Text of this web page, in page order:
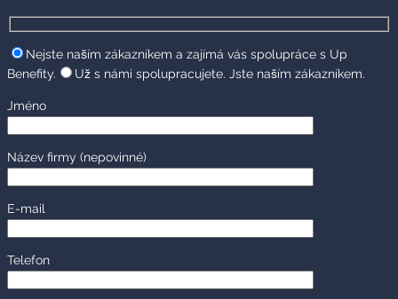
Nejste naším zákazníkem a zajímá vás spolupráce s Up
Benefity.
Už s námi spolupracujete. Jste naším zákazníkem.
Jméno
Název firmy (nepovinné)
E-mail
Telefon